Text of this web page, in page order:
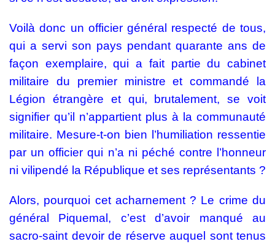
Voilà donc un officier général respecté de tous,
qui a servi son pays pendant quarante ans de
façon exemplaire, qui a fait partie du cabinet
militaire du premier ministre et commandé la
Légion étrangère et qui, brutalement, se voit
signifier qu’il n’appartient plus à la communauté
militaire. Mesure-t-on bien l’humiliation ressentie
par un officier qui n’a ni péché contre l’honneur
ni vilipendé la République et ses représentants ?
Alors, pourquoi cet acharnement ? Le crime du
général Piquemal, c’est d’avoir manqué au
sacro-saint devoir de réserve auquel sont tenus